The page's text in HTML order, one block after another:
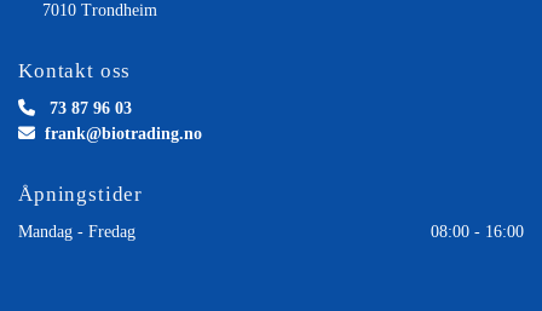
7010 Trondheim
Kontakt oss
 73 87 96 03
 frank@biotrading.no
Åpningstider
Mandag - Fredag 08:00 - 16:00